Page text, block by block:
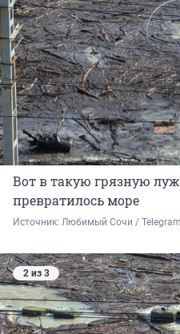
Вот в такую грязную
превратилось море
Источник: Любимый Сочи / Telegram
2 из 3